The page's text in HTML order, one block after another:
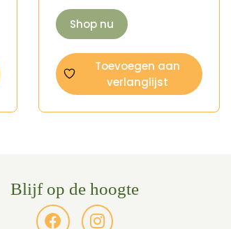
Shop nu
Toevoegen aan
verlanglijst
Blijf op de hoogte